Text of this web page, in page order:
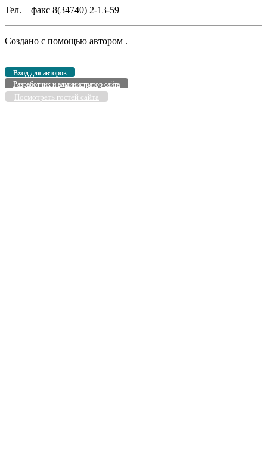
Тел. – факс 8(34740) 2-13-59
Создано с помощью автором .
Вход для авторов
Разработчик и администратор сайта
Посмотреть гостей сайта